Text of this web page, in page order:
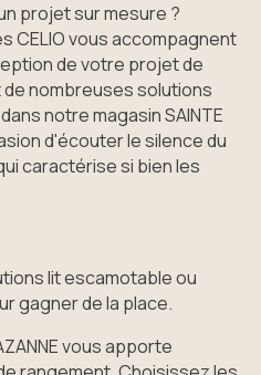
projet sur mesure ?
CELIO vous accompagnent
de votre projet de
nombreuses solutions
notre magasin SAINTE
d'écouter le silence du
caractérise si bien les
lit escamotable ou
gagner de la place.
vous apporte